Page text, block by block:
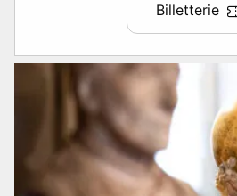
Billetterie